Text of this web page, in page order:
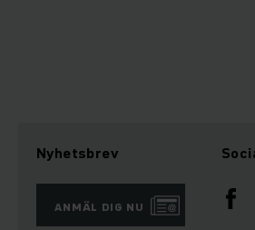
Nyhetsbrev
ANMÄL DIG NU